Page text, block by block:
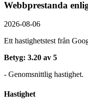
Webbprestanda
2026-08-06
Ett hastighetstest från
Betyg: 3.20 av 5
- Genomsnittlig hastighet.
Hastighet